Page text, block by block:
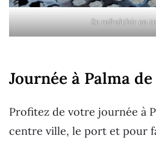
Se rafraîchir en
Journée à Palma
Profitez de votre journée à
centre ville, le port et pour